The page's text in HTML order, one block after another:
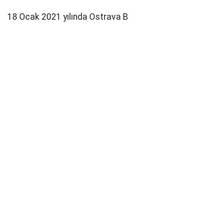
18 Ocak 2021 yılında Ostrava B